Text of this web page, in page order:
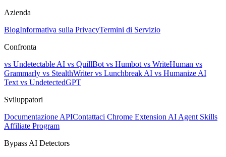
Azienda
BlogInformativa sulla PrivacyTermini di Servizio
Confronta
vs Undetectable AI vs QuillBot vs Humbot vs WriteHuman vs
Grammarly vs StealthWritervs Lunchbreak AI vs Humanize AI
Text vs UndetectedGPT
Sviluppatori
Documentazione APIContattaci Chrome Extension AI Agent Skills
Affiliate Program
Bypass AI Detectors